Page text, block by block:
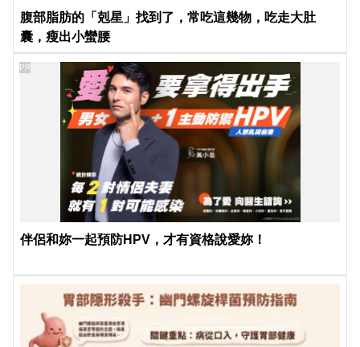
腹部脂肪的「剋星」找到了，常吃這幾物，吃走大肚
囊，瘦出小蠻腰
伴侶和妳一起預防HPV，才有資格說愛妳！
PR